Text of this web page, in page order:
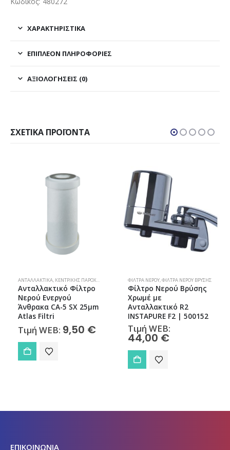
ΧΑΡΑΚΤΗΡΙΣΤΙΚΑ
ΕΠΙΠΛΈΟΝ ΠΛΗΡΟΦΟΡΊΕΣ
ΑΞΙΟΛΟΓΉΣΕΙΣ (0)
ΣΧΕΤΙΚΆ ΠΡΟΪΌΝΤΑ
ΑΝΤΑΛΛΑΚΤΙΚΆ, ΚΕΝΤΡΙΚΉΣ ΠΑΡΟΧΉΣ ΦΊΛΤΡΑ ΝΕΡΟΎ
Ανταλλακτικό Φίλτρο
Νερού Ενεργού
Άνθρακα CA-5 SX 25μm
Atlas Filtri
Τιμή WEB: 9,50 €
ΦΊΛΤΡΑ ΝΕΡΟΎ,ΦΊΛΤΡΑ ΝΕΡΟΎ ΒΡΎΣΗΣ
Φίλτρο Νερού Βρύσης
Χρωμέ με
Ανταλλακτικό R2
INSTAPURE F2 | 500152
Τιμή WEB:
44,00 €
ΕΠΙΚΟΙΝΩΝΙΑ